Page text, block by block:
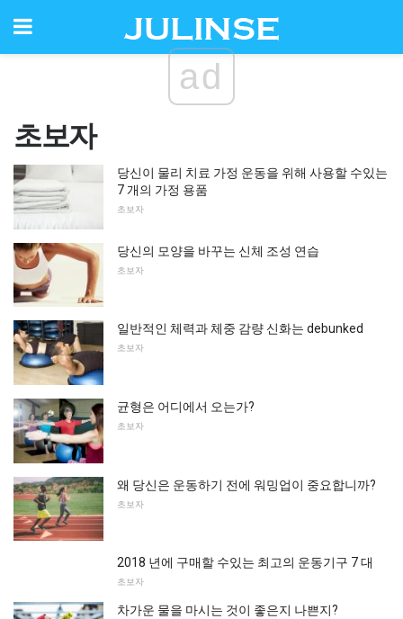
ad
초보자
당신이 물리 치료 가정 운동을 위해 사용할 수있는
7 개의 가정 용품
초보자
당신의 모양을 바꾸는 신체 조성 연습
초보자
일반적인 체력과 체중 감량 신화는 debunked
초보자
균형은 어디에서 오는가?
초보자
왜 당신은 운동하기 전에 워밍업이 중요합니까?
초보자
2018 년에 구매할 수있는 최고의 운동기구 7 대
초보자
차가운 물을 마시는 것이 좋은지 나쁜지?